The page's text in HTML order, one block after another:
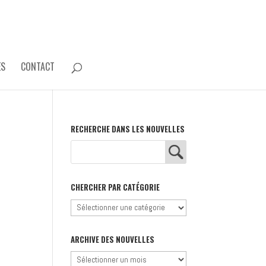
CONTACT
RECHERCHE DANS LES NOUVELLES
CHERCHER PAR CATÉGORIE
Chercher
catégorie
ARCHIVE DES NOUVELLES
Archive